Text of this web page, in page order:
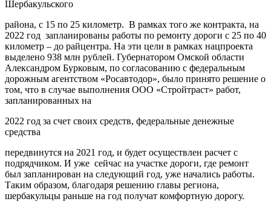
Шербакульского
района, с 15 по 25 километр. В рамках того же контракта, на
2022 год запланированы работы по ремонту дороги с 25 по 40
километр – до райцентра. На эти цели в рамках нацпроекта
выделено 938 млн рублей. Губернатором Омской области
Александром Бурковым, по согласованию с федеральным
дорожным агентством «Росавтодор», было принято решение о
том, что в случае выполнения ООО «Стройтраст» работ,
запланированных на
2022 год за счет своих средств, федеральные денежные
средства
передвинутся на 2021 год, и будет осуществлен расчет с
подрядчиком. И уже сейчас на участке дороги, где ремонт
был запланирован на следующий год, уже начались работы.
Таким образом, благодаря решению главы региона,
шербакульцы раньше на год получат комфортную дорогу.